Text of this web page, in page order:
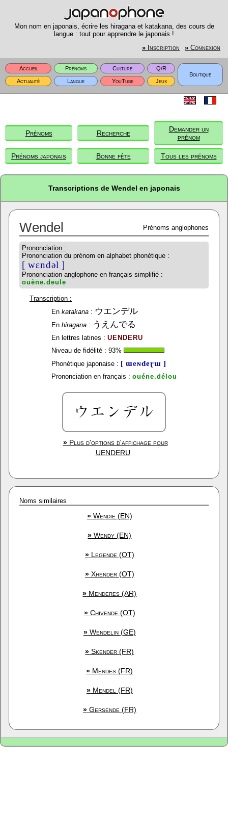
Mon nom en japonais, écrire les hiragana et katakana, des cours de
langue : tout pour apprendre le japonais !
» Inscription » Connexion
Accueil Prénoms Culture
Q/R
Boutique
Actualité
Langue YouTube Jeux
Prénoms Recherche
Demander un
prénom
Prénoms japonais Bonne fête Tous les prénoms
Transcriptions de Wendel en japonais
Wendel Prénoms anglophones
Prononciation :
Prononciation du prénom en alphabet phonétique :
[ wɛndəl ]
Prononciation anglophone en français simplifié :
ouène.deule
Transcription :
En katakana: ウエンデル
En hiragana: うえんでる
En lettres latines : UENDERU
Niveau de fidélité : 93%
Phonétique japonaise : [ ɯeɴdeɽɯ ]
Prononciation en français : ouéne.délou
»Plus d'options d'affichage pour
UENDERU
Noms similaires
»Wendie (EN)
» Wendy (EN)
»Legende (OT)
»Xhender (OT)
» Menderes (AR)
»Chivende (OT)
»Wendelin (GE)
» Skender (FR)
» Mendes (FR)
»Mendel (FR)
»Gersende (FR)